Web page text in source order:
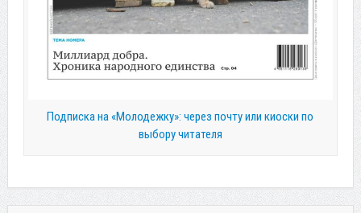
Подписка на «Молодежку»: через почту или киоски по
выбору читателя